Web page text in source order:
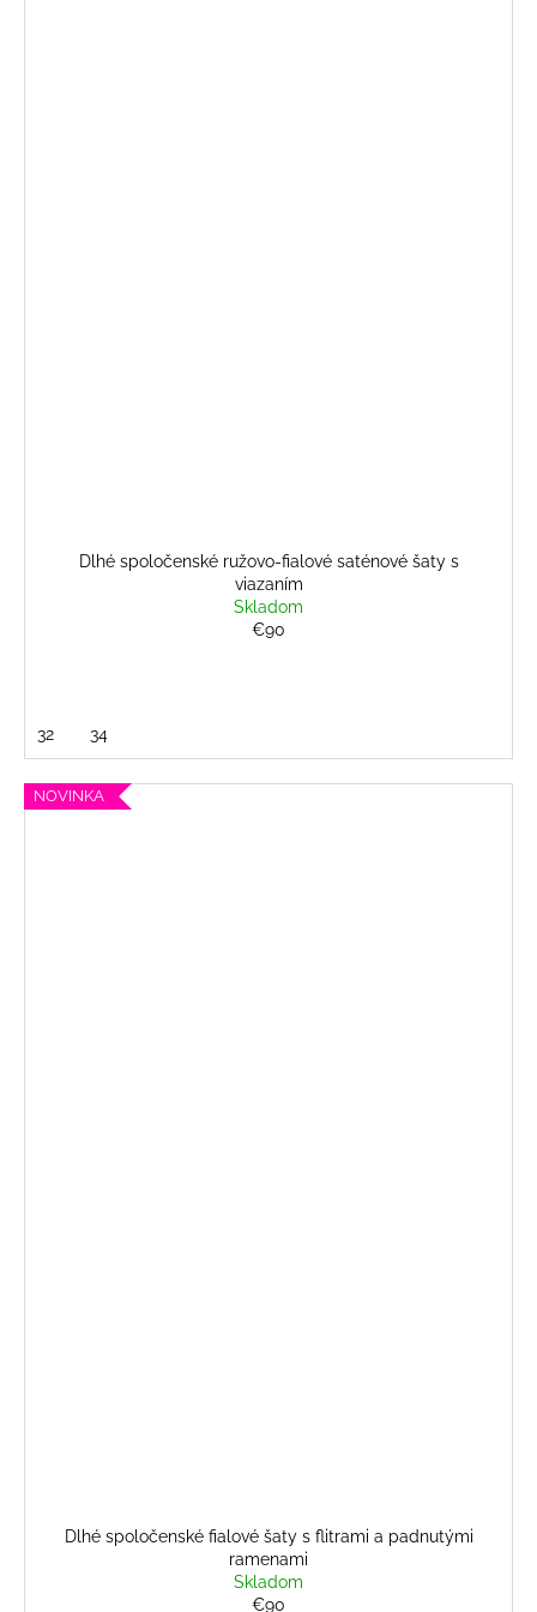
Dlhé spoločenské ružovo-fialové saténové šaty s
viazaním
Skladom
€90
32 34
NOVINKA
Dlhé spoločenské fialové šaty s flitrami a padnutými
ramenami
Skladom
€90